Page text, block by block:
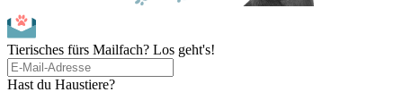
Tierisches fürs Mailfach? Los geht's!
Hast du Haustiere?